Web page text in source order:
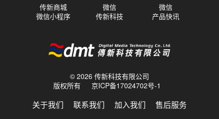
© 2026 传新科技有限公司
版权所有
京ICP备17024702号-1
关于我们 联系我们 加入我们 售后服务
传新商城
微信小程序
微信
传新科技
微信
产品快讯